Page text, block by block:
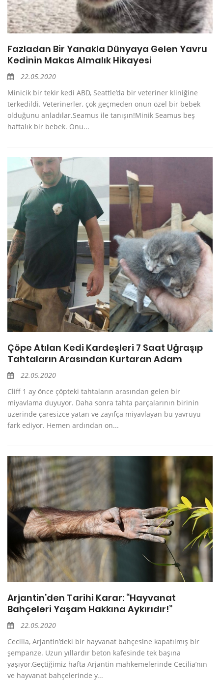
Fazladan Bir Yanakla Dünyaya Gelen Yavru
Kedinin Makas Almalık Hikayesi
22.05.2020
Minicik bir tekir kedi ABD, Seattle’da bir veteriner kliniğine
terkedildi. Veterinerler, çok geçmeden onun özel bir bebek
olduğunu anladılar.Seamus ile tanışın!Minik Seamus beş
haftalık bir bebek. Onu...
Çöpe Atılan Kedi Kardeşleri 7 Saat Uğraşıp
Tahtaların Arasından Kurtaran Adam
22.05.2020
Cliff 1 ay önce çöpteki tahtaların arasından gelen bir
miyavlama duyuyor. Daha sonra tahta parçalarının birinin
üzerinde çaresizce yatan ve zayıfça miyavlayan bu yavruyu
fark ediyor. Hemen ardından on...
Arjantin’den Tarihi Karar: “Hayvanat
Bahçeleri Yaşam Hakkına Aykırıdır!”
22.05.2020
Cecilia, Arjantin’deki bir hayvanat bahçesine kapatılmış bir
şempanze. Uzun yıllardır beton kafesinde tek başına
yaşıyor.Geçtiğimiz hafta Arjantin mahkemelerinde Cecilia’nın
ve hayvanat bahçelerinde y...